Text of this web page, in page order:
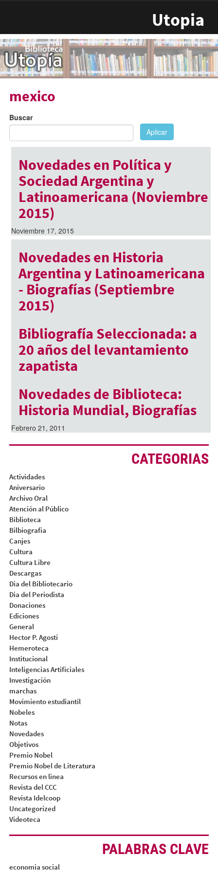
Utopia
mexico
Buscar
Aplicar
Novedades en Política y
Sociedad Argentina y
Latinoamericana (Noviembre
2015)
Noviembre 17, 2015
Novedades en Historia
Argentina y Latinoamericana
- Biografías (Septiembre
2015)
Bibliografía Seleccionada: a
20 años del levantamiento
zapatista
Novedades de Biblioteca:
Historia Mundial, Biografías
Febrero 21, 2011
CATEGORIAS
Actividades
Aniversario
Archivo Oral
Atención al Público
Biblioteca
Bilbiografia
Canjes
Cultura
Cultura Libre
Descargas
Dia del Bibliotecario
Dia del Periodista
Donaciones
Ediciones
General
Hector P. Agosti
Hemeroteca
Institucional
Inteligencias Artificiales
Investigación
marchas
Movimiento estudiantil
Nobeles
Notas
Novedades
Objetivos
Premio Nobel
Premio Nobel de Literatura
Recursos en linea
Revista del CCC
Revista Idelcoop
Uncategorized
Videoteca
PALABRAS CLAVE
economia social